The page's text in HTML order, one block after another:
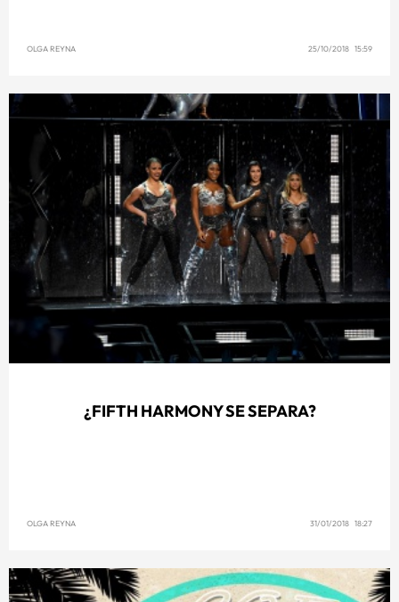
OLGA REYNA 25/10/2018 15:59
¿FIFTH HARMONY SE SEPARA?
OLGA REYNA 31/01/2018 18:27